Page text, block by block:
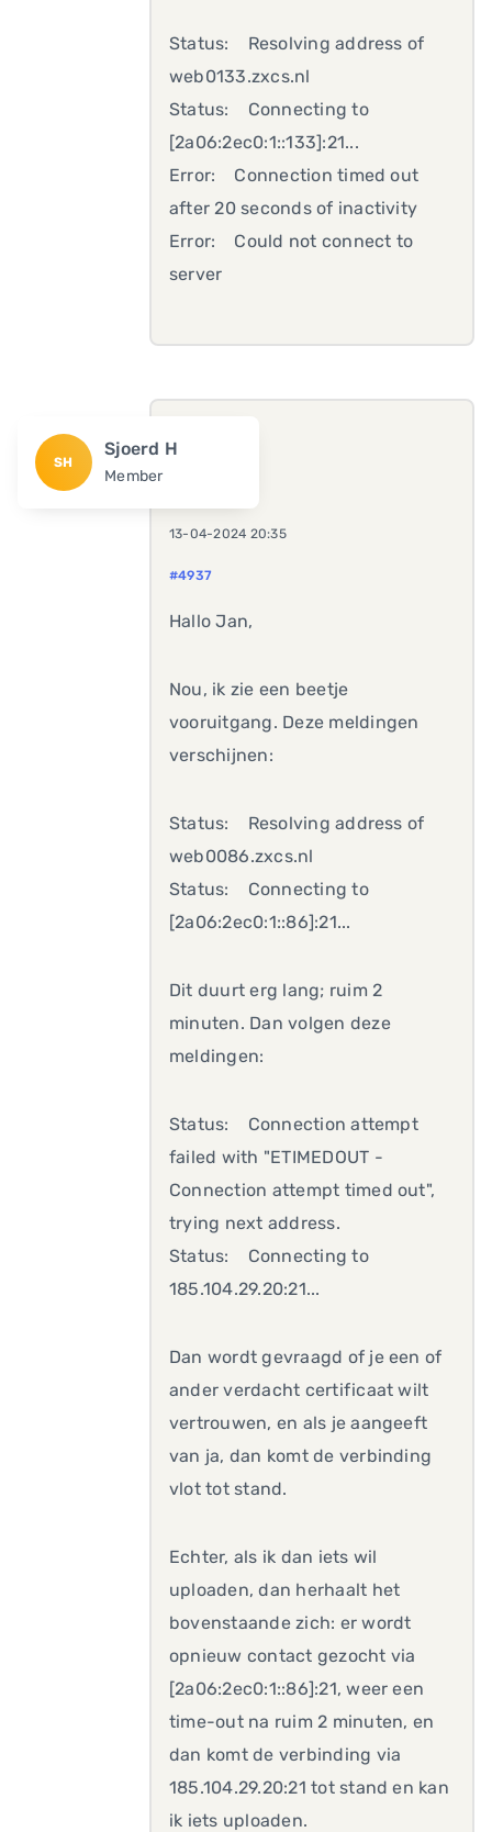
Status: Resolving address of
web0133.zxcs.nl
Status: Connecting to
[2a06:2ec0:1::133]:21...
Error: Connection timed out
after 20 seconds of inactivity
Error: Could not connect to
server
SH
Sjoerd H
Member
13-04-2024 20:35
#4937
Hallo Jan,
Nou, ik zie een beetje
vooruitgang. Deze meldingen
verschijnen:
Status: Resolving address of
web0086.zxcs.nl
Status: Connecting to
[2a06:2ec0:1::86]:21...
Dit duurt erg lang; ruim 2
minuten. Dan volgen deze
meldingen:
Status: Connection attempt
failed with "ETIMEDOUT -
Connection attempt timed out",
trying next address.
Status: Connecting to
185.104.29.20:21...
Dan wordt gevraagd of je een of
ander verdacht certificaat wilt
vertrouwen, en als je aangeeft
van ja, dan komt de verbinding
vlot tot stand.
Echter, als ik dan iets wil
uploaden, dan herhaalt het
bovenstaande zich: er wordt
opnieuw contact gezocht via
[2a06:2ec0:1::86]:21, weer een
time-out na ruim 2 minuten, en
dan komt de verbinding via
185.104.29.20:21 tot stand en kan
ik iets uploaden.